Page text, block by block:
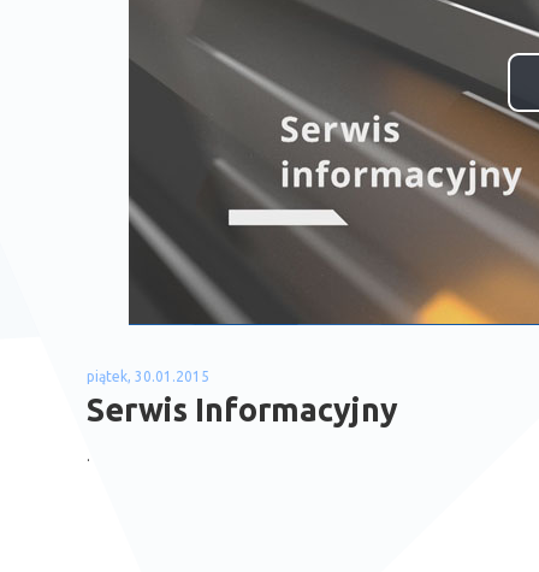
piątek, 30.01.2015
Serwis Informacyjny
.